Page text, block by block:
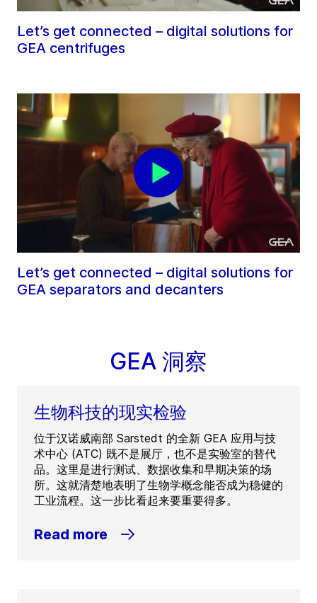
Let’s get connected – digital solutions for
GEA centrifuges
Let’s get connected – digital solutions for
GEA separators and decanters
GEA 洞察
生物科技的现实检验
位于汉诺威南部 Sarstedt 的全新 GEA 应用与技
术中心 (ATC) 既不是展厅，也不是实验室的替代
品。这里是进行测试、数据收集和早期决策的场
所。这就清楚地表明了生物学概念能否成为稳健的
工业流程。这一步比看起来要重要得多。
Read more